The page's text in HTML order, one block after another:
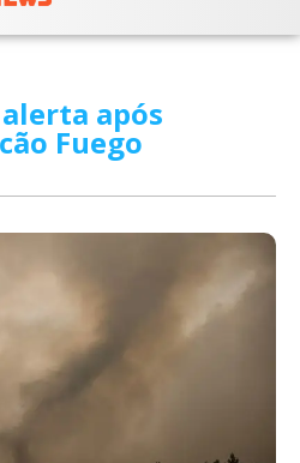
após
Fuego